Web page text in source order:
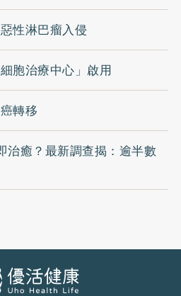
性淋巴瘤入侵
胞治療中心」啟用
轉移
治癒？最新調查揭：逾半數